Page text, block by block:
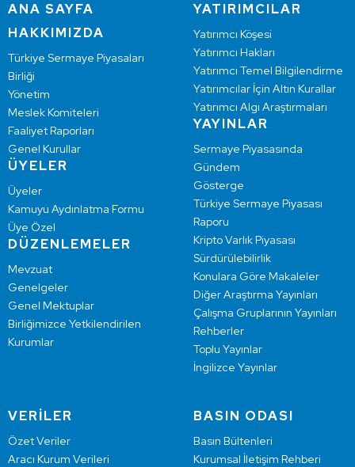
ANA SAYFA
HAKKIMIZDA
Türkiye Sermaye Piyasaları
Birliği
Yönetim
Meslek Komiteleri
Faaliyet Raporları
Genel Kurullar
ÜYELER
Üyeler
Kamuyu Aydınlatma Formu
Üye Özel
DÜZENLEMELER
Mevzuat
Genelgeler
Genel Mektuplar
Birliğimizce Yetkilendirilen
Kurumlar
YATIRIMCILAR
Yatırımcı Köşesi
Yatırımcı Hakları
Yatırımcı Temel Bilgilendirme
Yatırımcılar İçin Altın Kurallar
Yatırımcı Algı Araştırmaları
YAYINLAR
Sermaye Piyasasında
Gündem
Gösterge
Türkiye Sermaye Piyasası
Raporu
Kripto Varlık Piyasası
Sürdürülebilirlik
Konulara Göre Makaleler
Diğer Araştırma Yayınları
Çalışma Gruplarının Yayınları
Rehberler
Toplu Yayınlar
İngilizce Yayınlar
VERİLER
Özet Veriler
Aracı Kurum Verileri
BASIN ODASI
Basın Bültenleri
Kurumsal İletişim Rehberi